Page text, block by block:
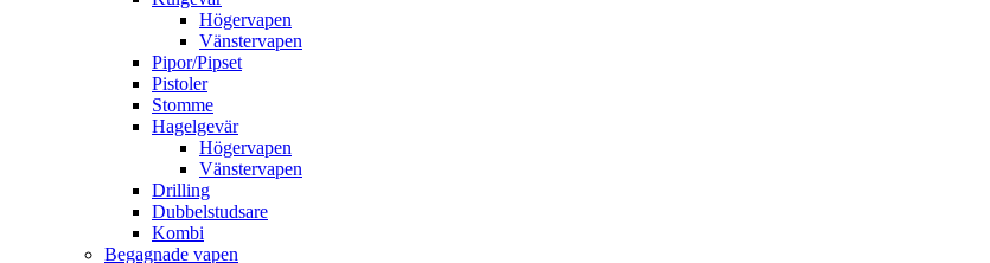
Högervapen
Vänstervapen
Pipor/Pipset
Pistoler
Stomme
Hagelgevär
Högervapen
Vänstervapen
Drilling
Dubbelstudsare
Kombi
Begagnade vapen